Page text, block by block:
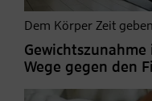
Dem Körper Zeit geben
Gewichtszunahme
Wege gegen den